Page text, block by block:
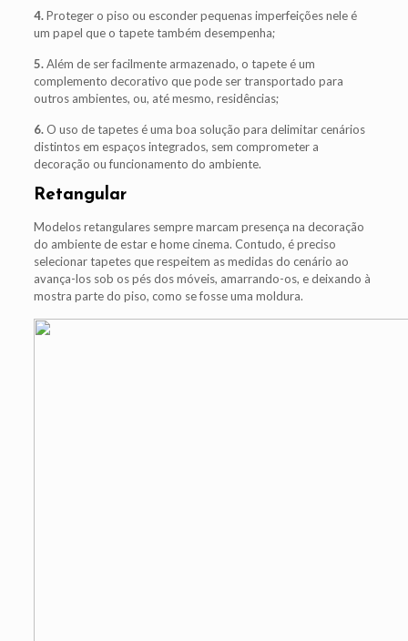
4.Proteger o piso ou esconder pequenas imperfeições nele é
um papel que o tapete também desempenha;
5.Além de ser facilmente armazenado, o tapete é um
complemento decorativo que pode ser transportado para
outros ambientes, ou, até mesmo, residências;
6.O uso de tapetes é uma boa solução para delimitar cenários
distintos em espaços integrados, sem comprometer a
decoração ou funcionamento do ambiente.
Retangular
Modelos retangulares sempre marcam presença na decoração
do ambiente de estar e home cinema. Contudo, é preciso
selecionar tapetes que respeitem as medidas do cenário ao
avança-los sob os pés dos móveis, amarrando-os, e deixando à
mostra parte do piso, como se fosse uma moldura.